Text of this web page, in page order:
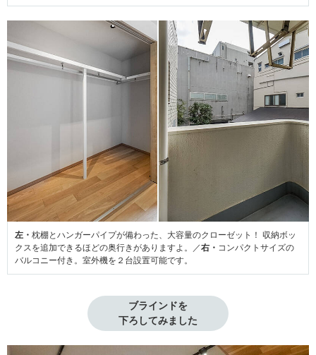
左・ 枕棚とハンガーパイプが備わった、大容量のクローゼット！ 収納ボッ
クスを追加できるほどの奥行きがありますよ。／右・ コンパクトサイズの
バルコニー付き。室外機を２台設置可能です。
ブラインドを
下ろしてみました